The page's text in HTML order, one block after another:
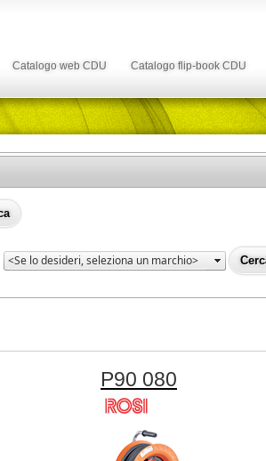
Catalogo web CDU Catalogo flip-book CDU
P90 080